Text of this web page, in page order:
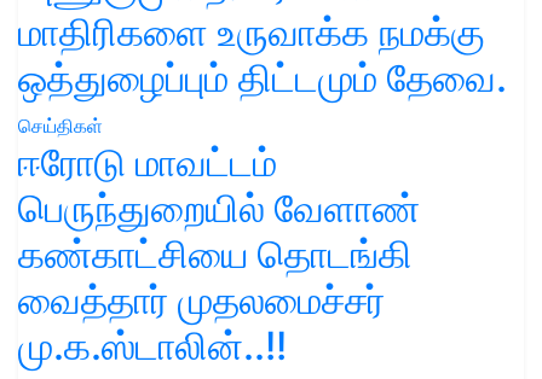
மாதிரிகளை உருவாக்க நமக்கு
ஒத்துழைப்பும் திட்டமும் தேவை.
செய்திகள்
ஈரோடு மாவட்டம்
பெருந்துறையில் வேளாண்
கண்காட்சியை தொடங்கி
வைத்தார் முதலமைச்சர்
மு.க.ஸ்டாலின்..!!